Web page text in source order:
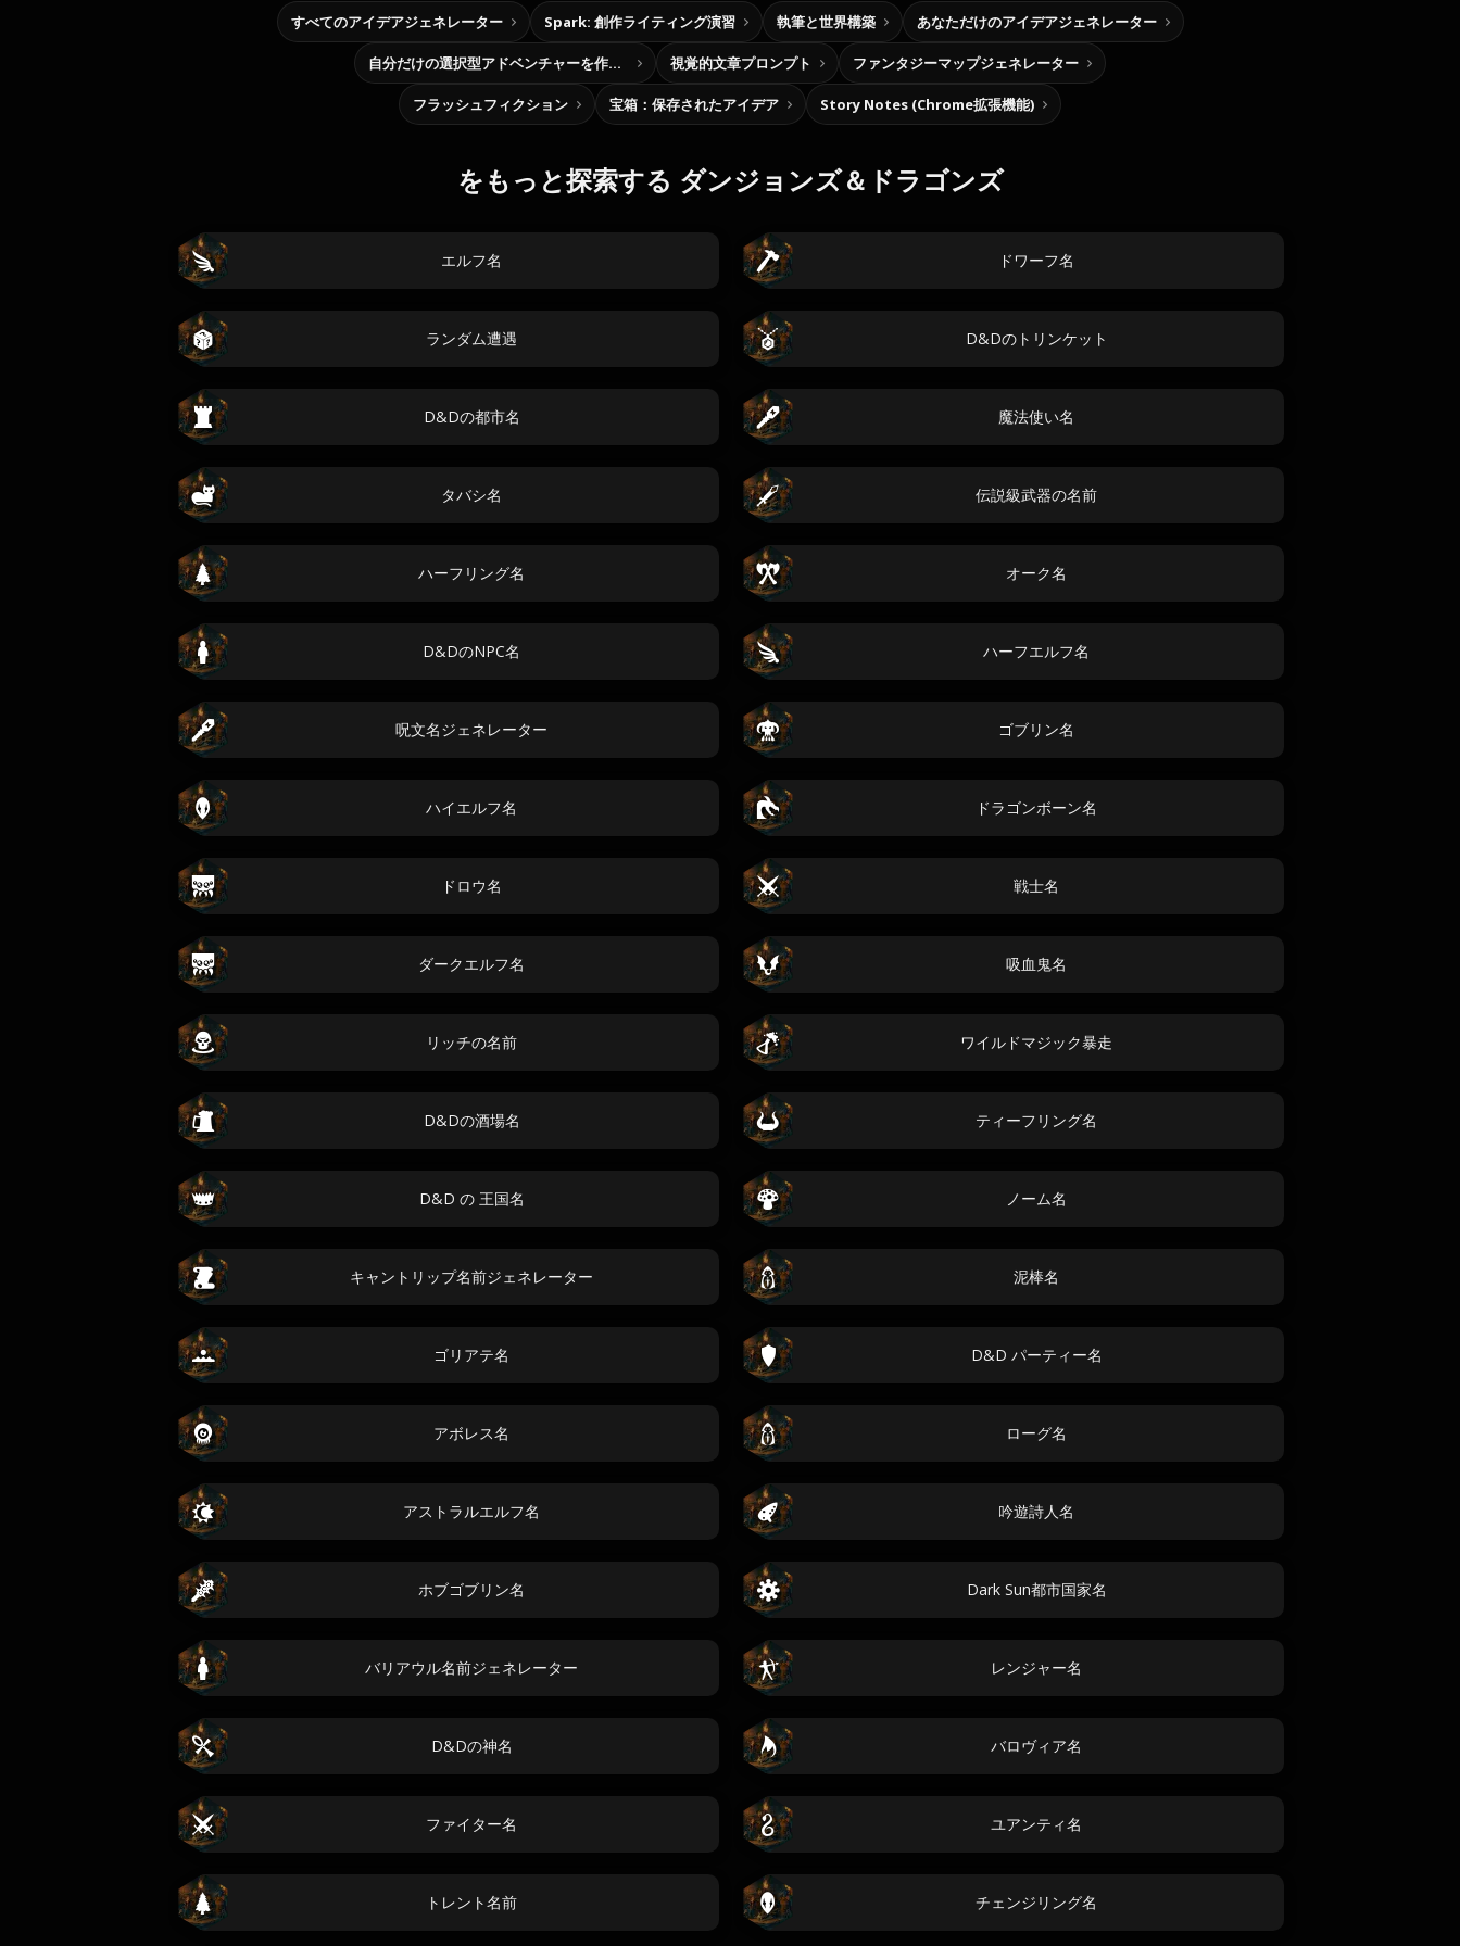
すべてのアイデアジェネレーター Spark: 創作ライティング演習 執筆と世界構築 あなただけのアイデアジェネレーター
自分だけの選択型アドベンチャーを作ろう 視覚的文章プロンプト ファンタジーマップジェネレーター
フラッシュフィクション 宝箱：保存されたアイデア Story Notes (Chrome拡張機能)
をもっと探索する ダンジョンズ＆ドラゴンズ
エルフ名 ドワーフ名
ランダム遭遇 D&Dのトリンケット
D&Dの都市名 魔法使い名
タバシ名 伝説級武器の名前
ハーフリング名 オーク名
D&DのNPC名 ハーフエルフ名
呪文名ジェネレーター ゴブリン名
ハイエルフ名 ドラゴンボーン名
ドロウ名 戦士名
ダークエルフ名 吸血鬼名
リッチの名前 ワイルドマジック暴走
D&Dの酒場名 ティーフリング名
D&D の 王国名 ノーム名
キャントリップ名前ジェネレーター 泥棒名
ゴリアテ名 D&D パーティー名
アボレス名 ローグ名
アストラルエルフ名 吟遊詩人名
ホブゴブリン名 Dark Sun都市国家名
バリアウル名前ジェネレーター レンジャー名
D&Dの神名 バロヴィア名
ファイター名 ユアンティ名
トレント名前 チェンジリング名